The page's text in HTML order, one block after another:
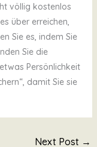
völlig kostenlos
über erreichen,
Sie es, indem Sie
Sie die
Persönlichkeit
damit Sie sie
Next Post →